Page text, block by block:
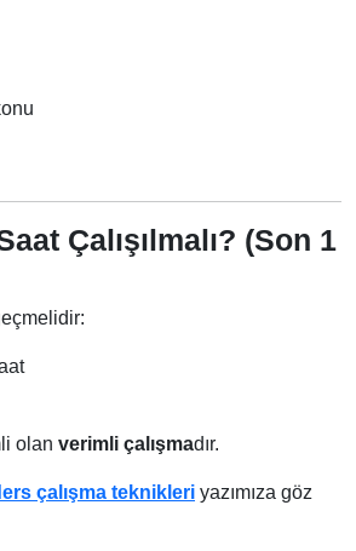
Çalışılmalı? (Son 1
olan verimli çalışmadır.
çalışma teknikleri yazımıza göz